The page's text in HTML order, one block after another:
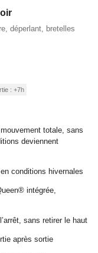
déperlant, bretelles
: +7h
totale, sans
deviennent
conditions hivernales
intégrée,
sans retirer le haut
après sortie